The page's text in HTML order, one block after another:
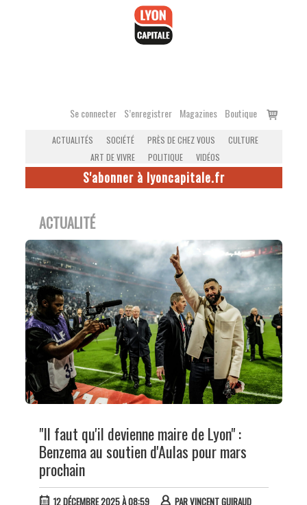
Se connecter S’enregistrer Magazines Boutique
Voir
ACTUALITÉS SOCIÉTÉ PRÈS DE CHEZ VOUS
CULTURE
ART DE VIVRE
POLITIQUE VIDÉOS
S'abonner à lyoncapitale.fr
ACTUALITÉ
"Il faut qu'il devienne maire de Lyon" :
Benzema au soutien d'Aulas pour mars
prochain
12 DÉCEMBRE 2025 À 08:59 PARVINCENT GUIRAUD